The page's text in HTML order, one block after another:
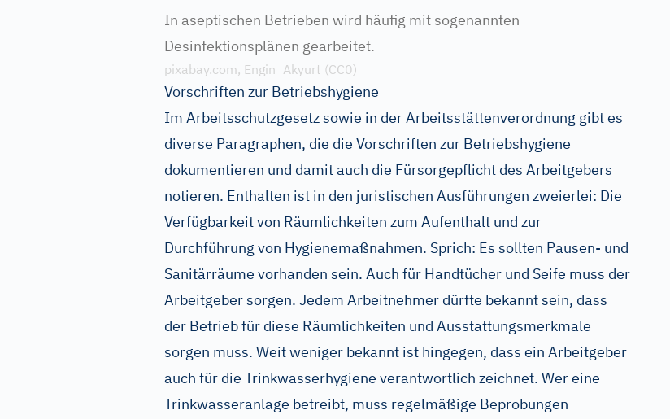
In aseptischen Betrieben wird häufig mit sogenannten
Desinfektionsplänen gearbeitet.
pixabay.com, Engin_Akyurt (CC0)
Vorschriften zur Betriebshygiene
Im Arbeitsschutzgesetzsowie in der Arbeitsstättenverordnung gibt es
diverse Paragraphen, die die Vorschriften zur Betriebshygiene
dokumentieren und damit auch die Fürsorgepflicht des Arbeitgebers
notieren. Enthalten ist in den juristischen Ausführungen zweierlei: Die
Verfügbarkeit von Räumlichkeiten zum Aufenthalt und zur
Durchführung von Hygienemaßnahmen. Sprich: Es sollten Pausen- und
Sanitärräume vorhanden sein. Auch für Handtücher und Seife muss der
Arbeitgeber sorgen. Jedem Arbeitnehmer dürfte bekannt sein, dass
der Betrieb für diese Räumlichkeiten und Ausstattungsmerkmale
sorgen muss. Weit weniger bekannt ist hingegen, dass ein Arbeitgeber
auch für die Trinkwasserhygiene verantwortlich zeichnet. Wer eine
Trinkwasseranlage betreibt, muss regelmäßige Beprobungen